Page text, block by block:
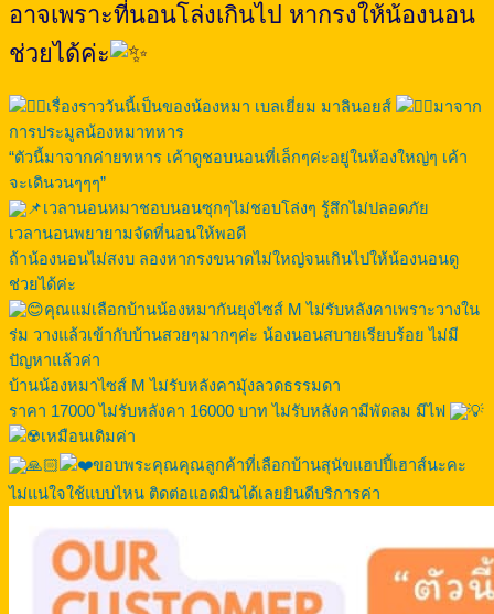
อาจเพราะที่นอนโล่งเกินไป หากรงให้น้องนอน
ช่วยได้ค่ะ
เรื่องราววันนี้เป็นของน้องหมา เบลเยี่ยม มาลินอยส์
มาจาก
การประมูลน้องหมาทหาร
“ตัวนี้มาจากค่ายทหาร เค้าดูชอบนอนที่เล็กๆค่ะอยู่ในห้องใหญ่ๆ เค้า
จะเดินวนๆๆๆ”
เวลานอนหมาชอบนอนซุกๆไม่ชอบโล่งๆ รู้สึกไม่ปลอดภัย
เวลานอนพยายามจัดที่นอนให้พอดี
ถ้าน้องนอนไม่สงบ ลองหากรงขนาดไม่ใหญ่จนเกินไปให้น้องนอนดู
ช่วยได้ค่ะ
คุณแม่เลือกบ้านน้องหมากันยุงไซส์ M ไม่รับหลังคาเพราะวางใน
ร่ม วางแล้วเข้ากับบ้านสวยๆมากๆค่ะ น้องนอนสบายเรียบร้อย ไม่มี
ปัญหาแล้วค่า
บ้านน้องหมาไซส์ M ไม่รับหลังคามุังลวดธรรมดา
ราคา 17000 ไม่รับหลังคา 16000 บาท ไม่รับหลังคามีพัดลม มีไฟ
เหมือนเดิมค่า
ขอบพระคุณคุณลูกค้าที่เลือกบ้านสุนัขแฮปปี้เฮาส์นะคะ
ไม่แน่ใจใช้แบบไหน ติดต่อแอดมินได้เลยยินดีบริการค่า